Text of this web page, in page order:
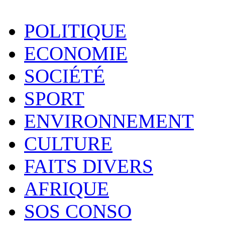
POLITIQUE
ECONOMIE
SOCIÉTÉ
SPORT
ENVIRONNEMENT
CULTURE
FAITS DIVERS
AFRIQUE
SOS CONSO